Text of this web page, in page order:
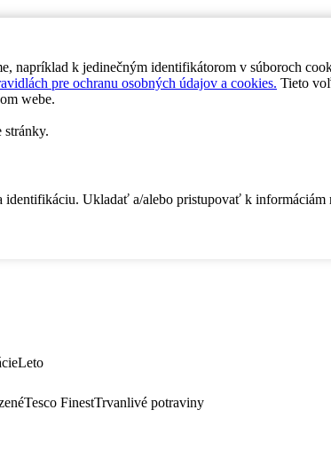
napríklad k jedinečným identifikátorom v súboroch
pre ochranu osobných údajov a cookies. Tieto
webe.
stránky.
Ukladať a/alebo pristupovať k informáciám
Leto
Tesco FinestTrvanlivé potraviny